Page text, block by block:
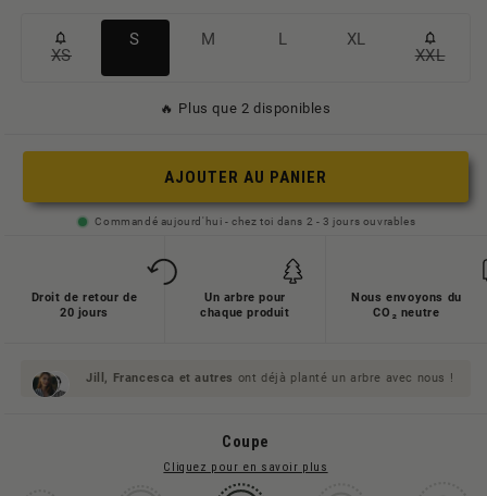
XSVariante
nicht
S
Variante
verfügbar
M
Variante
verfügbar
L
Variante
verfügbar
XL
Variante
verfügbar
XXL
nicht
🔥 Plus que 2 disponibles
AJOUTER AU PANIER
Commandé aujourd'hui - chez toi dans 2 - 3 jours ouvrables
Droit de retour de
20 jours
Un arbre pour
chaque produit
Nous envoyons du
CO₂ neutre
Jill, Francesca etautres ont déjà planté un arbre avec nous !
Coupe
Cliquez pour en savoir plus